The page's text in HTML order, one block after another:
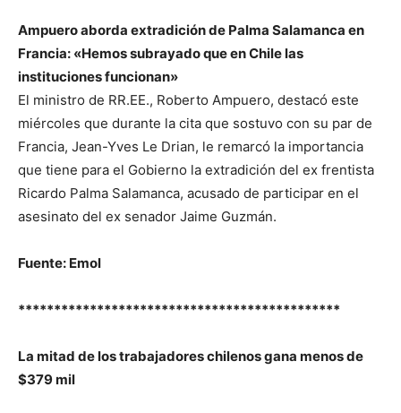
Ampuero aborda extradición de Palma Salamanca en
Francia: «Hemos subrayado que en Chile las
instituciones funcionan»
El ministro de RR.EE., Roberto Ampuero, destacó este
miércoles que durante la cita que sostuvo con su par de
Francia, Jean-Yves Le Drian, le remarcó la importancia
que tiene para el Gobierno la extradición del ex frentista
Ricardo Palma Salamanca, acusado de participar en el
asesinato del ex senador Jaime Guzmán.
Fuente: Emol
*********************************************
La mitad de los trabajadores chilenos gana menos de
$379 mil